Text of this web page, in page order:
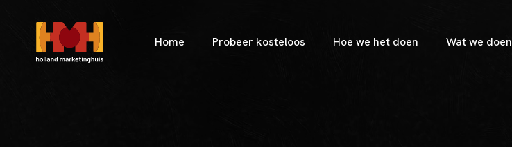
Home Probeer kosteloos Hoe we het doen Wat we doen